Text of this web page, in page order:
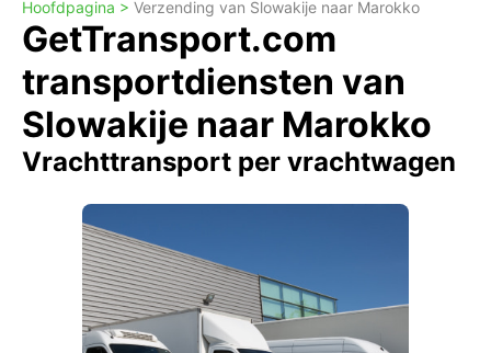
Hoofdpagina > Verzending van Slowakije naar Marokko
GetTransport.com
transportdiensten van
Slowakije naar Marokko
Vrachttransport per vrachtwagen